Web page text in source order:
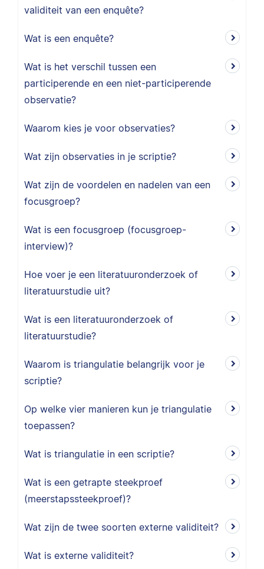
validiteit van een enquête?
Wat is een enquête?
Wat is het verschil tussen een
participerende en een niet-participerende
observatie?
Waarom kies je voor observaties?
Wat zijn observaties in je scriptie?
Wat zijn de voordelen en nadelen van een
focusgroep?
Wat is een focusgroep (focusgroep-
interview)?
Hoe voer je een literatuuronderzoek of
literatuurstudie uit?
Wat is een literatuuronderzoek of
literatuurstudie?
Waarom is triangulatie belangrijk voor je
scriptie?
Op welke vier manieren kun je triangulatie
toepassen?
Wat is triangulatie in een scriptie?
Wat is een getrapte steekproef
(meerstapssteekproef)?
Wat zijn de twee soorten externe validiteit?
Wat is externe validiteit?